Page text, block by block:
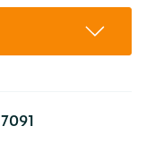
7091